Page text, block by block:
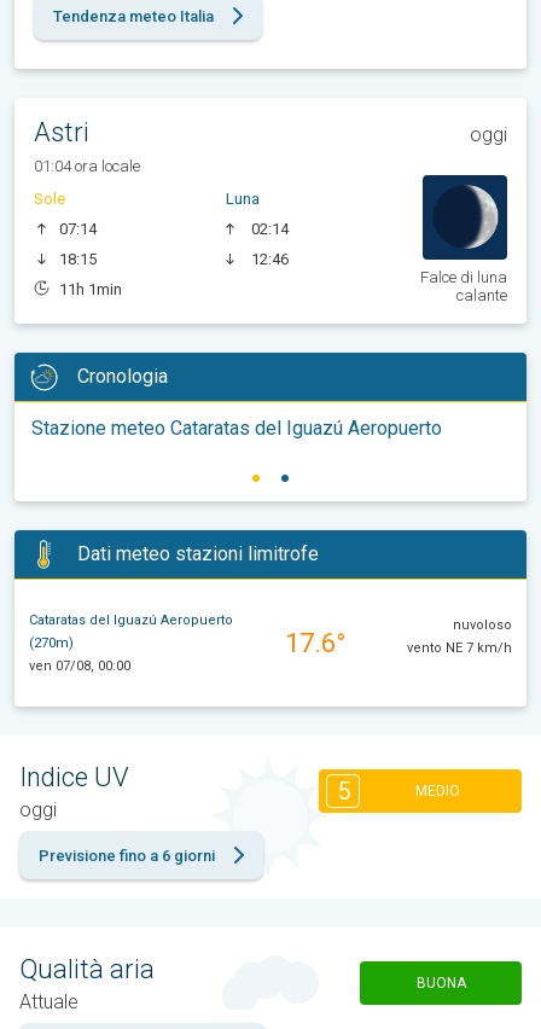
Tendenza meteo Italia
Astri oggi
01:04 ora locale
Sole
07:14
18:15
11h 1min
Luna
02:14
12:46
Falce di luna
calante
Cronologia
Stazione meteo Cataratas del Iguazú Aeropuerto
Dati meteo stazioni limitrofe
Cataratas del Iguazú Aeropuerto
(270m)
ven 07/08, 00:00
17.6°
nuvoloso
vento NE 7 km/h
Indice UV
oggi
5 MEDIO
Previsione fino a 6 giorni
Qualità aria
Attuale
BUONA